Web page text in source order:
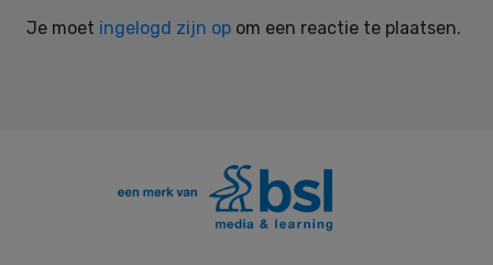
Je moet ingelogd zijn op om een reactie te plaatsen.